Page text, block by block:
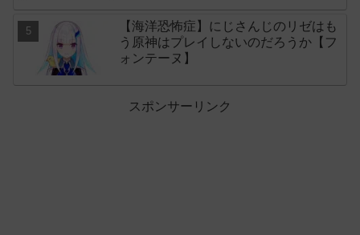
【海洋恐怖症】にじさんじのリゼはも
う原神はプレイしないのだろうか【フ
ォンテーヌ】
スポンサーリンク